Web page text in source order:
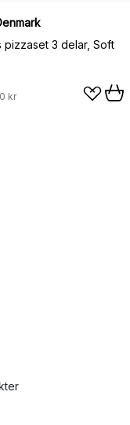
pizzaset 3 delar, Soft
kr